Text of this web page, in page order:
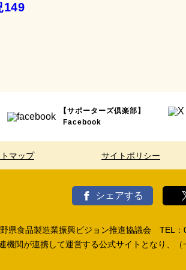
149
【サポーターズ倶楽部】
Facebook
マップ サイトポリシー
シェアする
県食品製造業振興ビジョン推進協議会 TEL
機関が連携して運営する公式サイトとなり、